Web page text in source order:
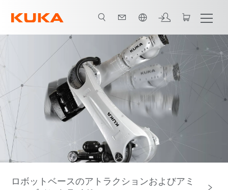
動画
ロボットベースのアトラクションおよびアミ